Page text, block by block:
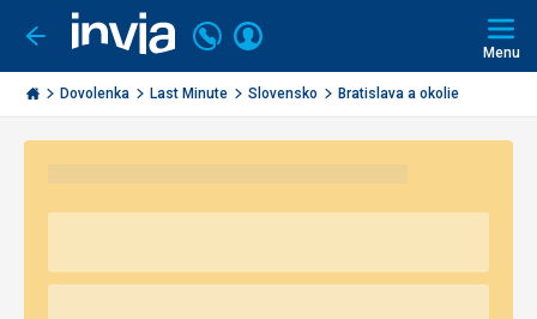
Ísť
späť
Invia.sk
Volajte
+421
2
3221
Prihlásiť
Menu
Dovolenka Last Minute Slovensko Bratislava a okolie